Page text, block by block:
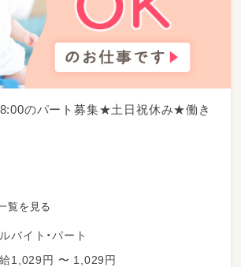
18:00のパート募集★土日祝休み★働き
覧を見る
バイト・パート
1,029円 〜 1,029円